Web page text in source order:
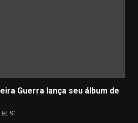
Guerra lança seu álbum de
91